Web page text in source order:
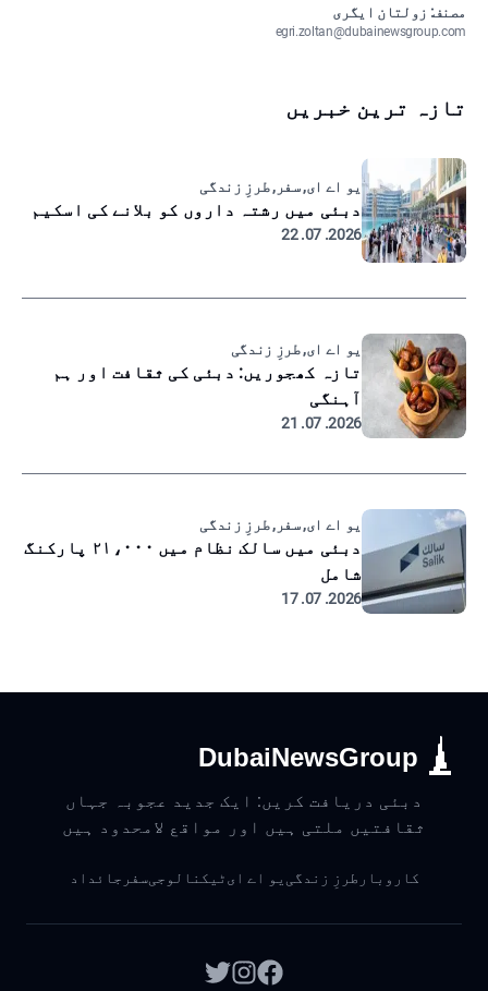
مصنف: زولتان ایگری
egri.zoltan@dubainewsgroup.com
تازہ ترین خبریں
یو اے ای, سفر, طرزِ زندگی
دبئی میں رشتہ داروں کو بلانے کی اسکیم
2026. 07. 22
یو اے ای, طرزِ زندگی
تازہ کھجوریں: دبئی کی ثقافت اور ہم
آہنگی
2026. 07. 21
یو اے ای, سفر, طرزِ زندگی
دبئی میں سالک نظام میں ۲۱،۰۰۰ پارکنگ
شامل
2026. 07. 17
DubaiNewsGroup
دبئی دریافت کریں: ایک جدید عجوبہ جہاں
ثقافتیں ملتی ہیں اور مواقع لامحدود ہیں
کاروبار طرزِ زندگی یو اے ایٹیکنالوجیسفر جائداد